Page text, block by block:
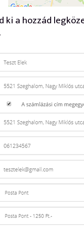
ki a hozzád